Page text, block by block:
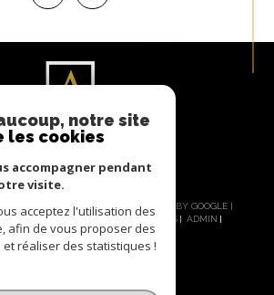
RÉSERVÉS | TRADUCTION POWERED BY GOOGLE |
PLAN DU SITE MENTIONS LÉGALES
ADMIN
LIENS
POLITIQUE RGPD COOKIES
notre site
les cookies
accompagner pendant
visite.
acceptez l'utilisation des
afin de vous proposer des
réaliser des statistiques !